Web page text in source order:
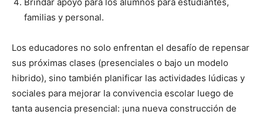
familias y personal.
Los educadores no solo enfrentan el desafío de repensar
sus próximas clases (presenciales o bajo un modelo
hibrido), sino también planificar las actividades lúdicas y
sociales para mejorar la convivencia escolar luego de
tanta ausencia presencial: ¡una nueva construcción de